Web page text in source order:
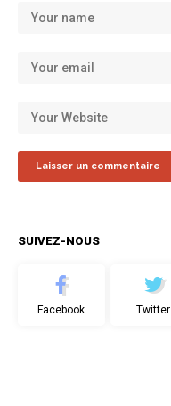
SUIVEZ-NOUS
Facebook Twitter